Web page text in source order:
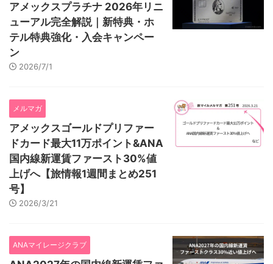
アメックスプラチナ 2026年リニ
ューアル完全解説｜新特典・ホ
テル特典強化・入会キャンペー
ン
2026/7/1
メルマガ
アメックスゴールドプリファー
ドカード最大11万ポイント&ANA
国内線新運賃ファースト30%値
上げへ【旅情報1週間まとめ251
号】
2026/3/21
ANAマイレージクラブ